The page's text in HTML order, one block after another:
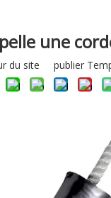
une
du site publier